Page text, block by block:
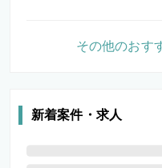
その他のおす
新着案件・求人